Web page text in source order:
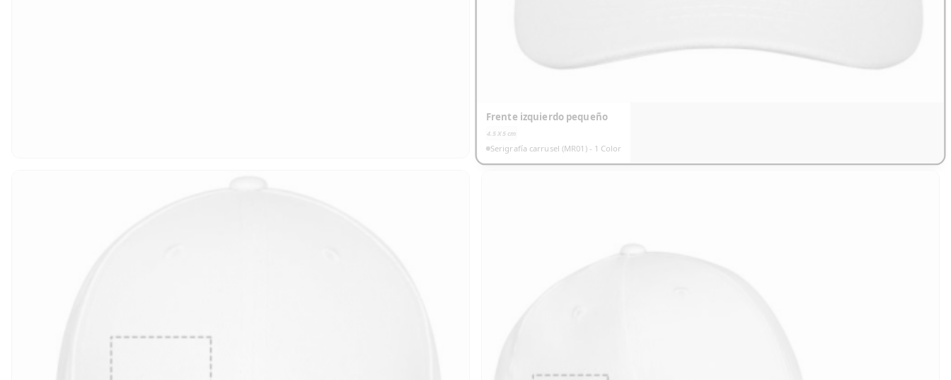
Frente izquierdo pequeño
4.5 X 5 cm
Serigrafía carrusel (MR01) - 1 Color